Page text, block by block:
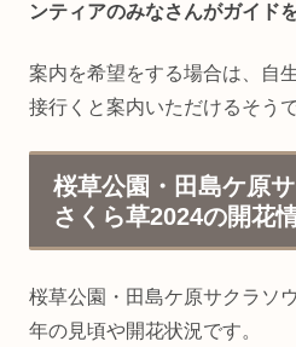
ンティアのみなさんがガイド
案内を希望をする場合は、自
接行くと案内いただけるそうで
桜草公園・田島ケ原
さくら草2024の開花
桜草公園・田島ケ原サクラソ
年の見頃や開花状況です。